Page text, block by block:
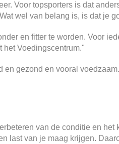
Voor topsporters is dat
wel van belang is, is dat je
en fitter te worden. Voor
het Voedingscentrum."
gezond en vooral
van de conditie en het
last van je maag krijgen.